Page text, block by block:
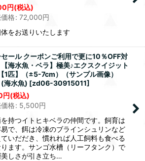
円(税込)
格: 72,000円
をお送りいたします
セール クーポンご利用で更に10％OFF対
海水魚・ベラ】極美♪エクスクイジット
1匹】（±5-7cm）（サンプル画像）
(海水魚) [zd06-30915011]
円(税込)
格: 5,500円
持つイトヒキベラの仲間です。飼育は
で、餌は冷凍のブラインシュリンなど
いだだき、慣れれば人工飼料も食べる
ます。サンゴ水槽（リーフタンク）で
しさが引き立ち…